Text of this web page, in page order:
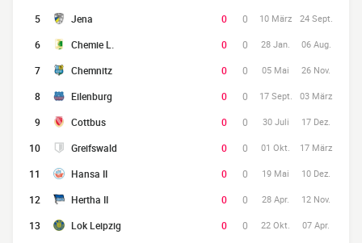
5 Jena 0 0 10 März 24 Sept.
6 Chemie L. 0 0 28 Jan. 06 Aug.
7 Chemnitz 0 0 05 Mai 26 Nov.
8 Eilenburg 0 0 17 Sept. 03 März
9 Cottbus 0 0 30 Juli 17 Dez.
10 Greifswald 0 0 01 Okt. 17 März
11 Hansa II 0 0 19 Mai 10 Dez.
12 Hertha II 0 0 28 Apr. 12 Nov.
13 Lok Leipzig 0 0 22 Okt. 07 Apr.